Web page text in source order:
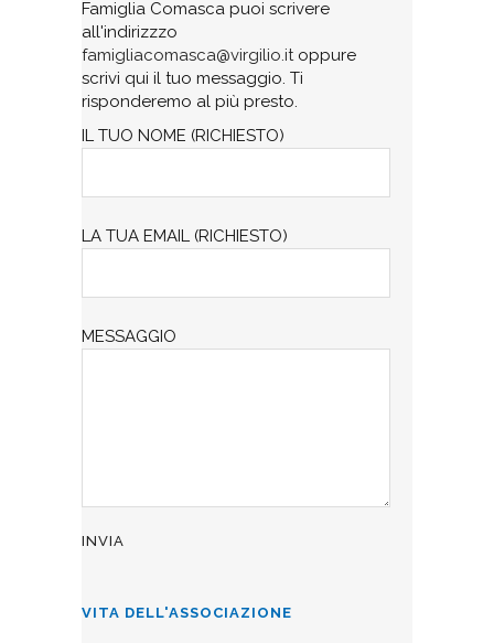
Famiglia Comasca puoi scrivere
all'indirizzzo
famigliacomasca@virgilio.itoppure
scrivi qui il tuo messaggio. Ti
risponderemo al più presto.
IL TUO NOME (RICHIESTO)
LA TUA EMAIL (RICHIESTO)
MESSAGGIO
VITA DELL'ASSOCIAZIONE